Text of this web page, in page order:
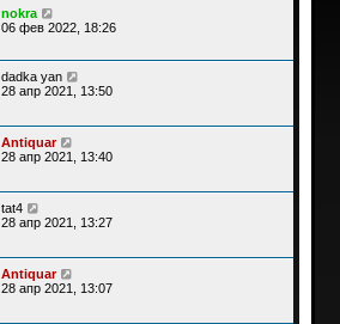
nokra
06 фев 2022, 18:26
dadka yan
28 апр 2021, 13:50
Antiquar
28 апр 2021, 13:40
tat4
28 апр 2021, 13:27
Antiquar
28 апр 2021, 13:07